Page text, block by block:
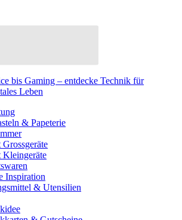
bis Gaming – entdecke Technik für
Leben
& Papeterie
Kleingeräte
Inspiration
& Utensilien